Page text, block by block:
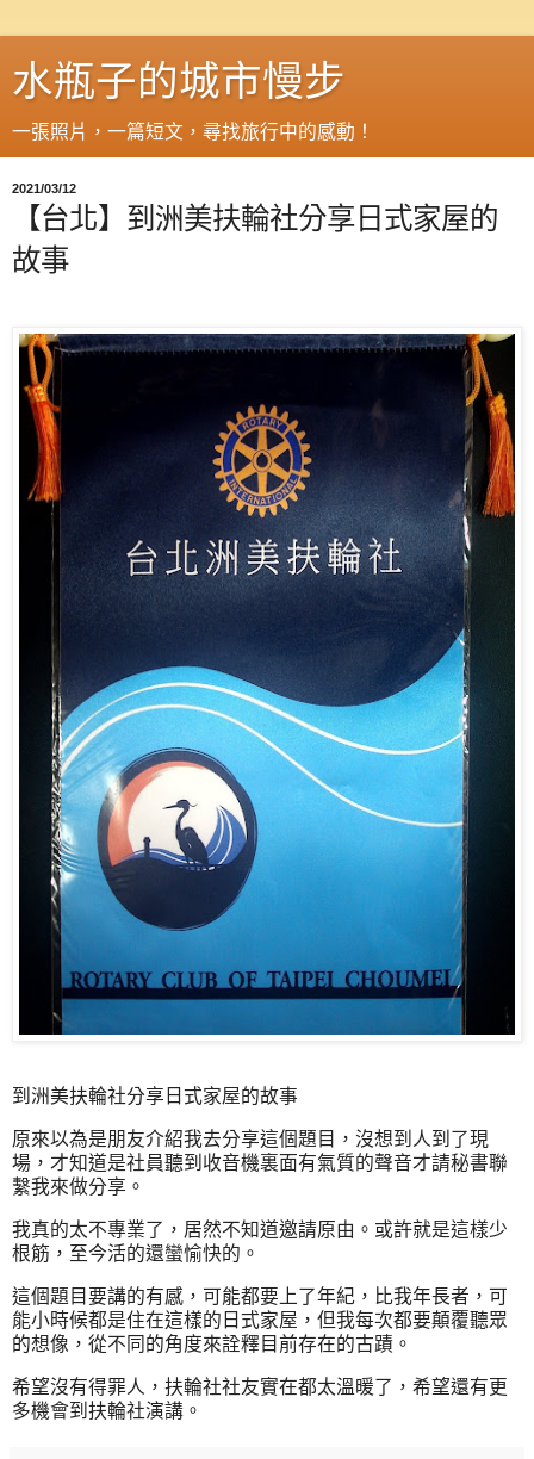
水瓶子的城市慢步
一張照片，一篇短文，尋找旅行中的感動！
2021/03/12
【台北】到洲美扶輪社分享日式家屋的
故事
到洲美扶輪社分享日式家屋的故事
原來以為是朋友介紹我去分享這個題目，沒想到人到了現
場，才知道是社員聽到收音機裏面有氣質的聲音才請秘書聯
繫我來做分享。
我真的太不專業了，居然不知道邀請原由。或許就是這樣少
根筋，至今活的還蠻愉快的。
這個題目要講的有感，可能都要上了年紀，比我年長者，可
能小時候都是住在這樣的日式家屋，但我每次都要顛覆聽眾
的想像，從不同的角度來詮釋目前存在的古蹟。
希望沒有得罪人，扶輪社社友實在都太溫暖了，希望還有更
多機會到扶輪社演講。